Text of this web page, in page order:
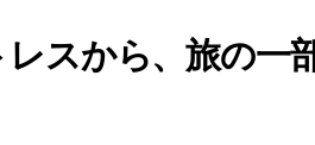
スから、旅の一